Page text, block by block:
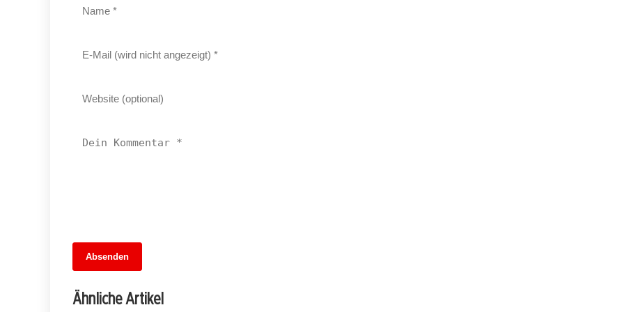
Absenden
Ähnliche Artikel
AfD zieht in die Nachbarschaft des
KitKatClubs: Ein Umzug mit Spannungen